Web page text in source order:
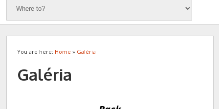
You are here: Home » Galéria
Galéria